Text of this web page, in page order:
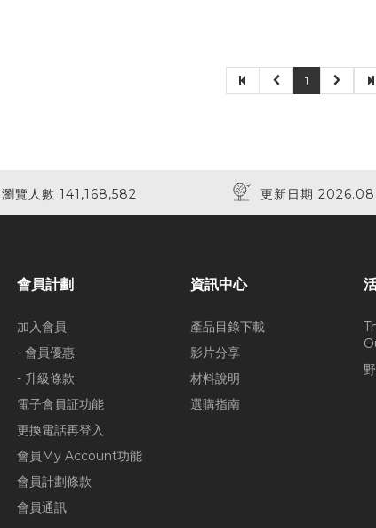
1
瀏覽人數 141,168,582 更新日期
會員計劃
加入會員
- 會員優惠
- 升級條款
電子會員証功能
更換電話再登入
會員My Account功能
會員計劃條款
會員通訊
資訊中心
產品目錄下載
影片分享
材料說明
選購指南